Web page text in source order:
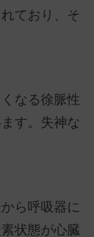
ており、そ
なる徐脈性
す。失神な
ら呼吸器に
状態が心臓